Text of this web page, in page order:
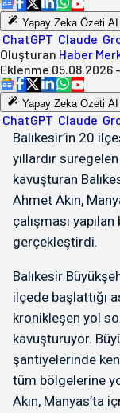
Yapay Zeka Özeti AI
ChatGPT Claude
Oluşturan Haber
Eklenme 05.08.2026
Yapay Zeka Özeti AI
ChatGPT Claude
Balıkesir’in 20
yıllardır
kavuşturan
Ahmet Akın,
çalışması yapılan
gerçekleştirdi.
Balıkesir
ilçede başlattığı
kronikleşen yol
kavuşturuyor.
şantiyelerinde
tüm bölgelerine
Akın, Manyas’ta